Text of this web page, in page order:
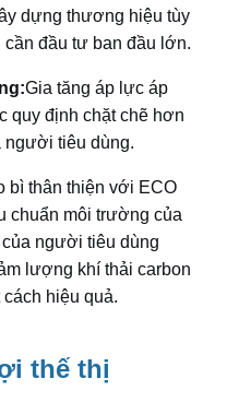
dựng thương hiệu tùy
đầu tư ban đầu lớn.
Gia tăng áp lực áp
quy định chặt chẽ hơn
người tiêu dùng.
bì thân thiện với ECO
chuẩn môi trường của
người tiêu dùng
lượng khí thải carbon
hiệu quả.
thế thị